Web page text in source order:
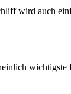
wird auch
wichtigste